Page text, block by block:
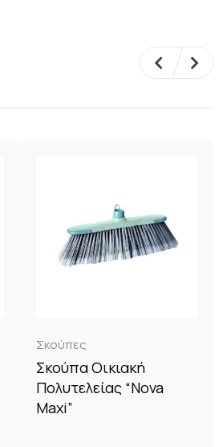
Σκούπες
Σκούπα Οικιακή
Πολυτελείας “Nova
Maxi”